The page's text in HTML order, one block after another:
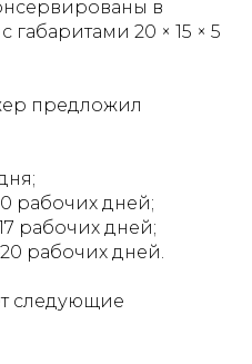
в
габаритами 20 × 15 × 5
предложил
рабочих дней;
рабочих дней;
рабочих дней.
следующие